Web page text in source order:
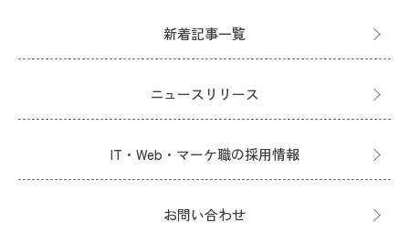
新着記事一覧
ニュースリリース
IT・Web・マーケ職の採用情報
お問い合わせ